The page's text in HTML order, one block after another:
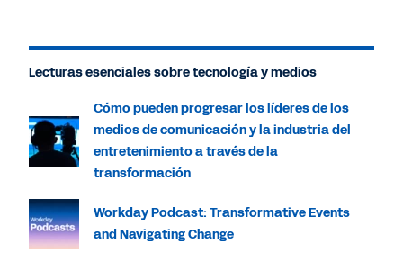
Lecturas esenciales sobre tecnología y medios
Cómo pueden progresar los líderes de los
medios de comunicación y la industria del
entretenimiento a través de la
transformación
Workday Podcast: Transformative Events
and Navigating Change